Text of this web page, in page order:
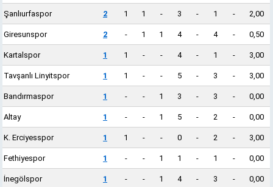
Şanlıurfaspor 2 1 1 - 3 - 1 - 2,00
Giresunspor 2 - 1 1 4 - 4 - 0,50
Kartalspor 1 1 - - 4 - 1 - 3,00
Tavşanlı Linyitspor 1 1 - - 5 - 3 - 3,00
Bandırmaspor 1 - - 1 3 - 3 - 0,00
Altay 1 - - 1 5 - 2 - 0,00
K. Erciyesspor 1 1 - - 0 - 2 - 3,00
Fethiyespor 1 - - 1 1 - 1 - 0,00
İnegölspor 1 - - 1 4 - 3 - 0,00